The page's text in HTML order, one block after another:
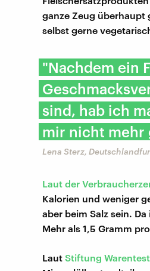
ganze Zeug überhaupt
selbst gerne
"Nachdem ein
sind, hab ich
mir nicht mehr
Lena Sterz,
Laut der
Kalorien und weniger
aber beim Salz sein.
Mehr als 1,5 Gramm
Laut Stiftung Warentest